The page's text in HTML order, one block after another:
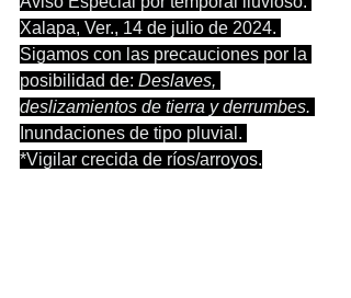
Xalapa, Ver., 14 de julio de 2024.
Sigamos con las precauciones por la
posibilidad de: Deslaves,
deslizamientos de tierra y derrumbes.
Inundaciones de tipo pluvial.
*Vigilar crecida de ríos/arroyos.